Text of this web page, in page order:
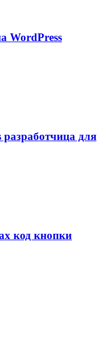
WordPress
для
код кнопки